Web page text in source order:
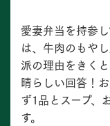
愛妻弁当を持参
は、牛肉のもや
派の理由をきく
晴らしい回答！
ず1品とスープ、
す。